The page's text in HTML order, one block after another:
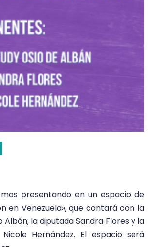
presentando en un espacio de
en Venezuela», que contará con la
la diputada Sandra Flores y la
Hernández. El espacio será